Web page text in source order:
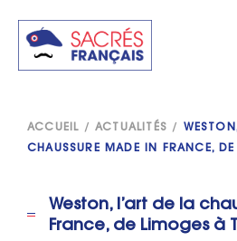
ACCUEIL /ACTUALITÉS /
CHAUSSURE MADE IN FRANCE,
Weston, l’art de la
France, de Limoges à